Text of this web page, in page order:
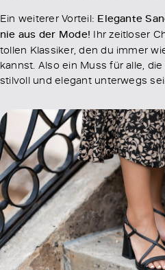
Ein weiterer Vorteil: Elegante
nie aus der Mode! Ihr zeitloser
tollen Klassiker, den du immer
kannst. Also ein Muss für alle,
stilvoll und elegant unterwegs